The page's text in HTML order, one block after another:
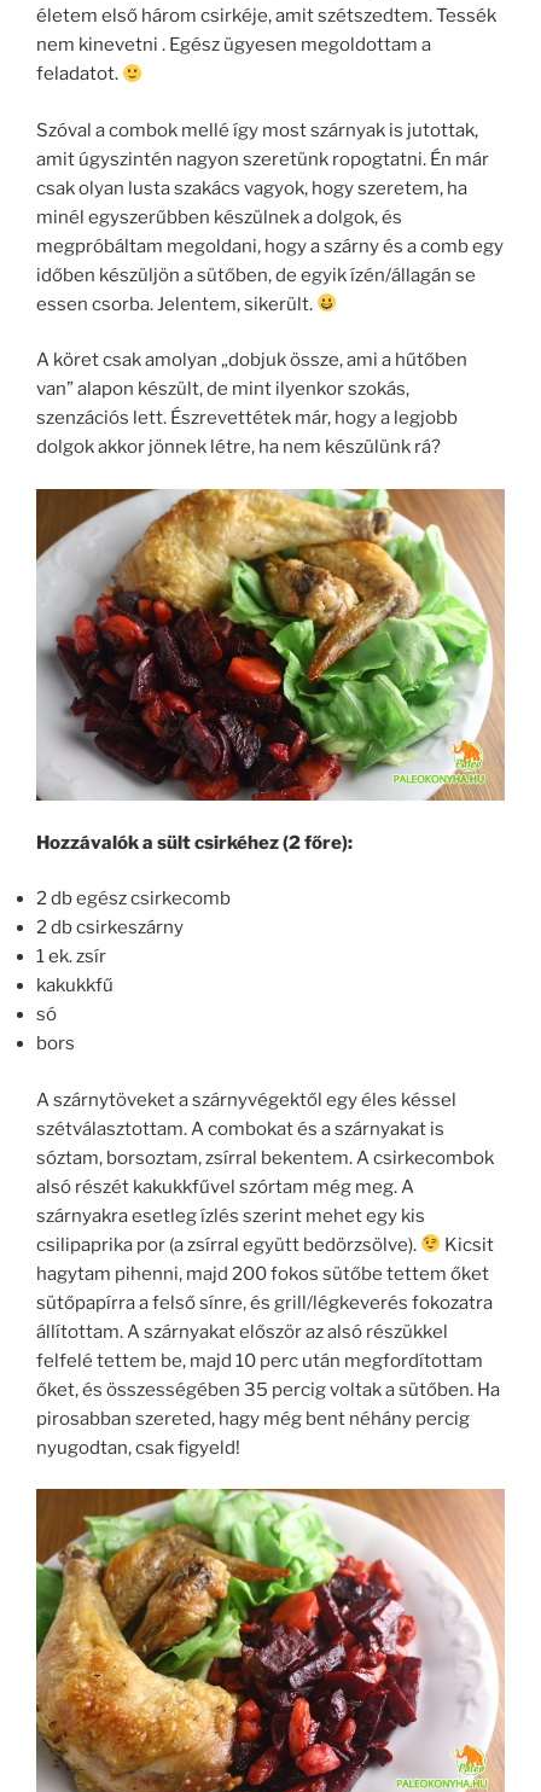
életem első három csirkéje, amit szétszedtem. Tessék
nem kinevetni . Egész ügyesen megoldottam a
feladatot.
Szóval a combok mellé így most szárnyak is jutottak,
amit úgyszintén nagyon szeretünk ropogtatni. Én már
csak olyan lusta szakács vagyok, hogy szeretem, ha
minél egyszerűbben készülnek a dolgok, és
megpróbáltam megoldani, hogy a szárny és a comb egy
időben készüljön a sütőben, de egyik ízén/állagán se
essen csorba. Jelentem, sikerült.
A köret csak amolyan „dobjuk össze, ami a hűtőben
van” alapon készült, de mint ilyenkor szokás,
szenzációs lett. Észrevettétek már, hogy a legjobb
dolgok akkor jönnek létre, ha nem készülünk rá?
Hozzávalók a sült csirkéhez (2 főre):
2 db egész csirkecomb
2 db csirkeszárny
1 ek. zsír
kakukkfű
só
bors
A szárnytöveket a szárnyvégektől egy éles késsel
szétválasztottam. A combokat és a szárnyakat is
sóztam, borsoztam, zsírral bekentem. A csirkecombok
alsó részét kakukkfűvel szórtam még meg. A
szárnyakra esetleg ízlés szerint mehet egy kis
csilipaprika por (a zsírral együtt bedörzsölve).
Kicsit
hagytam pihenni, majd 200 fokos sütőbe tettem őket
sütőpapírra a felső sínre, és grill/légkeverés fokozatra
állítottam. A szárnyakat először az alsó részükkel
felfelé tettem be, majd 10 perc után megfordítottam
őket, és összességében 35 percig voltak a sütőben. Ha
pirosabban szereted, hagy még bent néhány percig
nyugodtan, csak figyeld!